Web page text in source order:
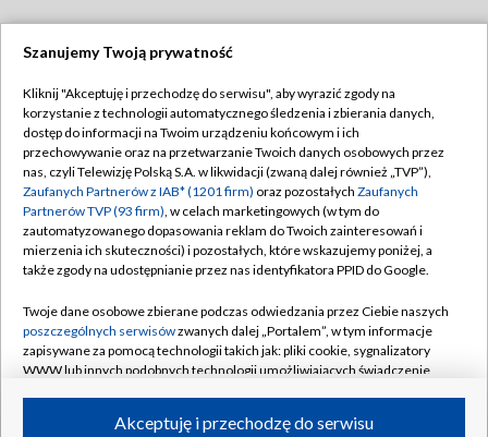
TVP
Abonament TVP
Emisja w TVP
Centrum informacji TVP
Naziemna Telewizja Cyfrowa
Rada Programowa
System NOS
Informacje o nadawcy
Program dla prasy
Regulamin TVP
Polityka prywatności
Moje zgody
Pomoc
Kontakt
Kanały
Szanujemy Twoją prywatność
Kliknij "Akceptuję i przechodzę do serwisu", aby wyrazić zgody na
korzystanie z technologii automatycznego śledzenia i zbierania danych,
dostęp do informacji na Twoim urządzeniu końcowym i ich
przechowywanie oraz na przetwarzanie Twoich danych osobowych przez
nas, czyli Telewizję Polską S.A. w likwidacji (zwaną dalej również „TVP”),
Zaufanych Partnerów z IAB* (1201 firm) oraz pozostałych Zaufanych
Partnerów TVP (93 firm), w celach marketingowych (w tym do
zautomatyzowanego dopasowania reklam do Twoich zainteresowań i
mierzenia ich skuteczności) i pozostałych, które wskazujemy poniżej, a
także zgody na udostępnianie przez nas identyfikatora PPID do Google.
Twoje dane osobowe zbierane podczas odwiedzania przez Ciebie naszych
poszczególnych serwisówzwanych dalej „Portalem”, w tym informacje
zapisywane za pomocą technologii takich jak: pliki cookie, sygnalizatory
WWW lub innych podobnych technologii umożliwiających świadczenie
ruchu w Internecie.Akceptuję i przechodzę do serwisu